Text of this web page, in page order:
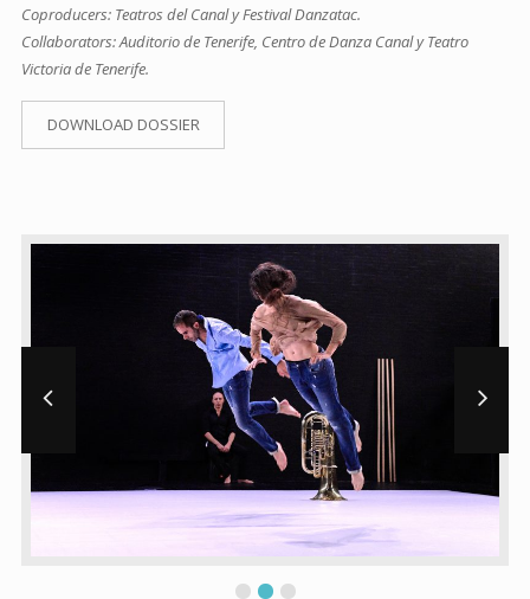
Coproducers: Teatros del Canal y Festival Danzatac.
Collaborators: Auditorio de Tenerife, Centro de Danza Canal y Teatro
Victoria de Tenerife.
DOWNLOAD DOSSIER